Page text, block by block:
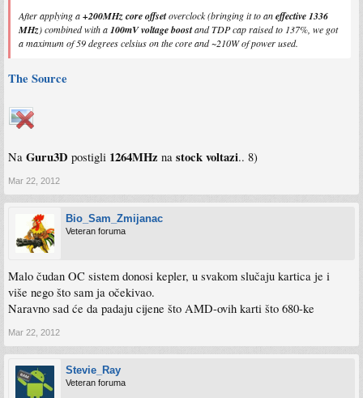
After applying a+200MHz core offsetoverclock (bringing it to aneffective 1336
MHz) combined with a100mV voltage boostand TDP cap raised to 137%, we got
a maximum of 59 degrees celsius on the core and ~210W of power used.
The Source
Na Guru3D postigli 1264MHz na stock voltazi.. 8)
Mar 22, 2012
Bio_Sam_Zmijanac
Veteran foruma
Malo čudan OC sistem donosi kepler, u svakom slučaju kartica je i
više nego što sam ja očekivao.
Naravno sad će da padaju cijene što AMD-ovih karti što 680-ke
Mar 22, 2012
Stevie_Ray
Veteran foruma